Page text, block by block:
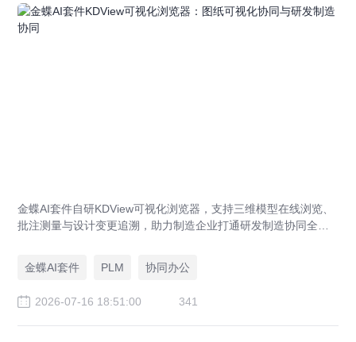
金蝶AI套件自研KDView可视化浏览器，支持三维模型在线浏览、
批注测量与设计变更追溯，助力制造企业打通研发制造协同全链
金蝶AI套件
PLM 协同办公
2026-07-16 18:51:00 341